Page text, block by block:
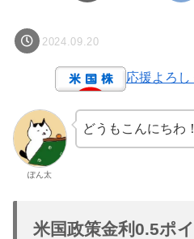
2024.09.20
応援よろし
ぽん太
どうもこんにちわ
米国政策金利0.5ポ